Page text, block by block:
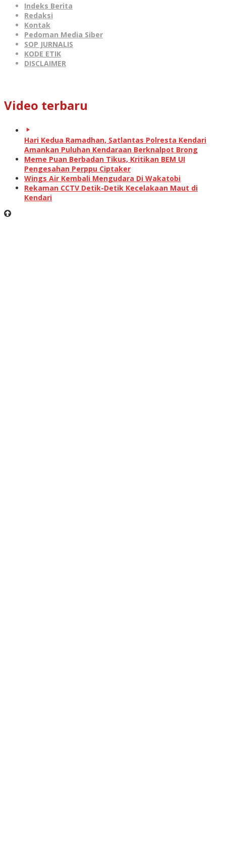
Indeks Berita
Redaksi
Kontak
Pedoman Media Siber
SOP JURNALIS
KODE ETIK
DISCLAIMER
Video terbaru
Hari Kedua Ramadhan, Satlantas Polresta Kendari
Amankan Puluhan Kendaraan Berknalpot Brong
Meme Puan Berbadan Tikus, Kritikan BEM UI
Pengesahan Perppu Ciptaker
Wings Air Kembali Mengudara Di Wakatobi
Rekaman CCTV Detik-Detik Kecelakaan Maut di
Kendari